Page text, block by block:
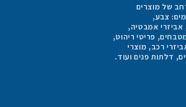
של מוצרים
צבע,
אמבטיה,
פריטי ריהוט,
רכב, מוצרי
דלתות פנים ועוד.